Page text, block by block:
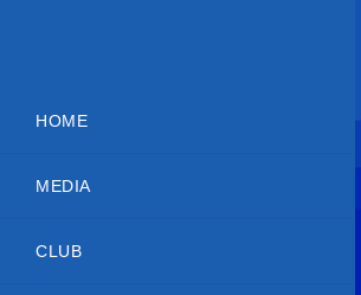
HOME
MEDIA
CLUB